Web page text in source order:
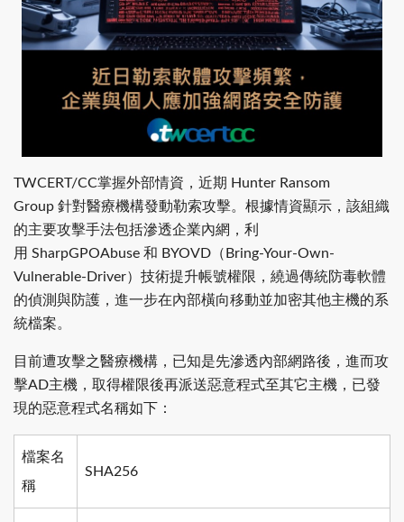
TWCERT/CC掌握外部情資，近期 Hunter Ransom
Group 針對醫療機構發動勒索攻擊。根據情資顯示，該組織
的主要攻擊手法包括滲透企業內網，利
用 SharpGPOAbuse 和 BYOVD （ Bring-Your-Own-
Vulnerable-Driver）技術提升帳號權限，繞過傳統防毒軟體
的偵測與防護，進一步在內部橫向移動並加密其他主機的系
統檔案。
目前遭攻擊之醫療機構，已知是先滲透內部網路後，進而攻
擊AD主機，取得權限後再派送惡意程式至其它主機，已發
現的惡意程式名稱如下：
檔案名
稱
SHA256